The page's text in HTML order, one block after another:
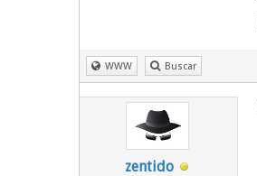
WWW Buscar
zentido